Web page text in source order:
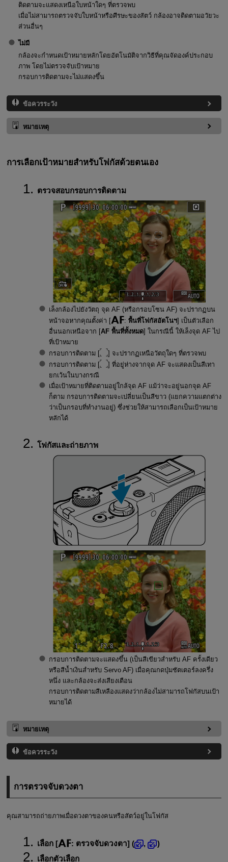
ติดตามจะแสดงเหนือใบหน้าใดๆ ที่ตรวจพบ
เมื่อไม่สามารถตรวจจับใบหน้าหรือศีรษะของสัตว์ กล้องอาจติดตามอวัยวะ
ส่วนอื่นๆ
ไม่มี
กล้องจะกำหนดเป้าหมายหลักโดยอัตโนมัติจากวิธีที่คุณจัดองค์ประกอบ
ภาพ โดยไม่ตรวจจับเป้าหมาย
กรอบการติดตามจะไม่แสดงขึ้น
ข้อควรระวัง
หมายเหตุ
การเลือกเป้าหมายสำหรับโฟกัสด้วยตนเอง
ตรวจสอบกรอบการติดตาม
เล็งกล้องไปยังวัตถุ จุด AF (หรือกรอบโซน AF) จะปรากฏบน
หน้าจอหากคุณตั้งค่า [
: พื้นที่โฟกัสอัตโนฯ] เป็นตัวเลือก
อื่นนอกเหนือจาก [AF พื้นที่ทั้งหมด] ในกรณีนี้ ให้เล็งจุด AF ไป
ที่เป้าหมาย
กรอบการติดตาม [
] จะปรากฏเหนือวัตถุใดๆ ที่ตรวจพบ
กรอบการติดตาม [
] ที่อยู่ห่างจากจุด AF จะแสดงเป็นสีเทา
ยกเว้นในบางกรณี
เมื่อเป้าหมายที่ติดตามอยู่ใกล้จุด AF แม้ว่าจะอยู่นอกจุด AF
ก็ตาม กรอบการติดตามจะเปลี่ยนเป็นสีขาว (แยกความแตกต่าง
ว่าเป็นกรอบที่ทำงานอยู่) ซึ่งช่วยให้สามารถเลือกเป็นเป้าหมาย
หลักได้
โฟกัสและถ่ายภาพ
กรอบการติดตามจะแสดงขึ้น (เป็นสีเขียวสำหรับ AF ครั้งเดียว
หรือสีน้ำเงินสำหรับ Servo AF) เมื่อคุณกดปุ่มชัตเตอร์ลงครึ่ง
หนึ่ง และกล้องจะส่งเสียงเตือน
กรอบการติดตามสีเหลืองแสดงว่ากล้องไม่สามารถโฟกัสบนเป้า
หมายได้
หมายเหตุ
ข้อควรระวัง
การตรวจจับดวงตา
คุณสามารถถ่ายภาพเมื่อดวงตาของคนหรือสัตว์อยู่ในโฟกัส
เลือก [ : ตรวจจับดวงตา] ( ,
)
เลือกตัวเลือก